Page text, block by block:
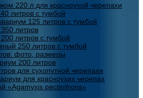
220 л для красноухой черепахи
литров с тумбой
125 литров с тумбой
литров
литров с тумбой
250 литров с тумбой
фото, размеры
200 литров
для сухопутной черепахи
для красноухих черепах
«Agamyxis pectinifrons»